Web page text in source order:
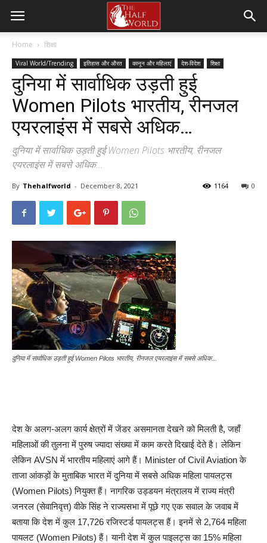
Home शिक्षा
Viral World/Trending इतिहास और औरत कानून और महिलाएं देश-विदेश शिक्षा
दुनिया में सार्वाधिक उड़ती हुई
Women Pilots भारतीय, रीनजल
एयरलाइंस में सबसे अधिक…
दुनिया में सार्वाधिक उड़ती हुई Women Pilots भारतीय, रीनजल
एयरलाइंस में सबसे अधिक...
By Thehalfworld - December 8, 2021 0
1164
दुनिया में सार्वाधिक उड़ती हुई Women Pilots भारतीय, रीनजल एयरलाइंस में सबसे अधिक...
देश के अलग-अलग कार्य क्षेत्रों में जेंडर असमानता देखने को मिलती है, जहाँ
महिलाओं की तुलना में पुरुष ज्यादा संख्या में काम करते दिखाई देते है। लेकिन
लेकिन AVSN में भारतीय महिलाएं आगे हैं। Minister of Civil Aviation के
ताजा आंकड़ों के मुताबिक भारत में दुनिया में सबसे अधिक महिला पायलट्स
(Women Pilots) नियुक्त हैं। नागरिक उड्डयन मंत्रालय में राज्य मंत्री
जनरल (सेवानिवृत्त) वीके सिंह ने राज्यसभा में पूछे गए एक सवाल के जवाब में
बताया कि देश में कुल 17,726 रजिस्टर्ड पायलट्स हैं। इनमें से 2,764 महिला
पायलट (Women Pilots) हैं। यानी देश में कुल पाइलट्स का 15% महिला